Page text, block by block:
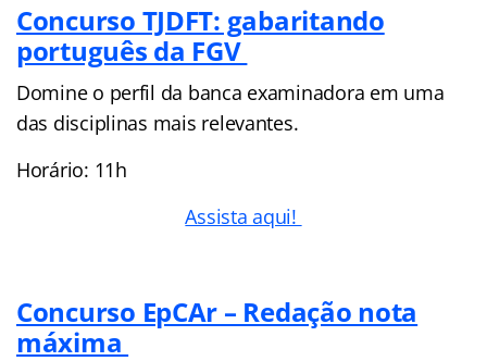
Concurso TJDFT: gabaritando
português da FGV
Domine o perfil da banca examinadora em uma
das disciplinas mais relevantes.
Horário: 11h
Assista aqui!
Concurso EpCAr – Redação nota
máxima